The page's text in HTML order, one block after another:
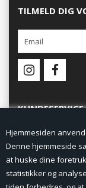
Denne hjemmeside
at huske dine
statistikker og
TILMELD DIG
KUNDESERVICE
Forside
Min Konto